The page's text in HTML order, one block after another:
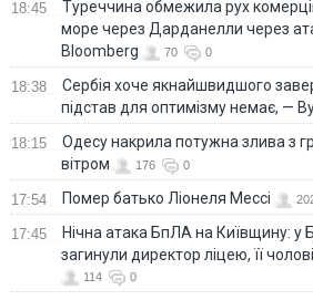
18:45
Туреччина обмежила рух
море через Дарданелли через
Bloomberg
70 0
18:38
Сербія хоче якнайшвидшого
підстав для оптимізму немає, —
18:15
Одесу накрила потужна злива з
вітром
176 0
17:54 Помер батько Ліонеля Мессі
17:45
Нічна атака БпЛА на Київщину: у
загинули директор ліцею, її
114 0